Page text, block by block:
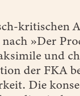
kritischen
»Der
und
der FKA
Die